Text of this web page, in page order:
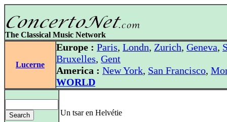
The Classical Music Network
Lucerne
Europe : Paris, Londn, Zurich, Geneva,
Bruxelles, Gent
America : New York, San Francisco,
WORLD
Un tsar en Helvétie